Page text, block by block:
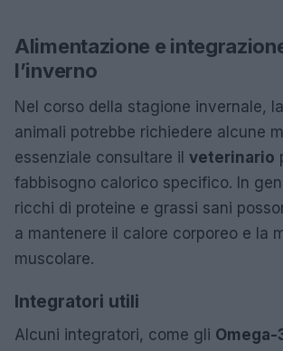
Alimentazione e
l’inverno
Nel corso della stagione invernale,
animali potrebbe richiedere alcune
essenziale consultare il veterinario
fabbisogno calorico specifico. In
ricchi di proteine e grassi sani
a mantenere il calore corporeo e la
muscolare.
Integratori utili
Alcuni integratori, come gli Omega-